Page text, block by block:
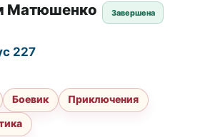
Матюшенко Завершена
227
Боевик
Приключения